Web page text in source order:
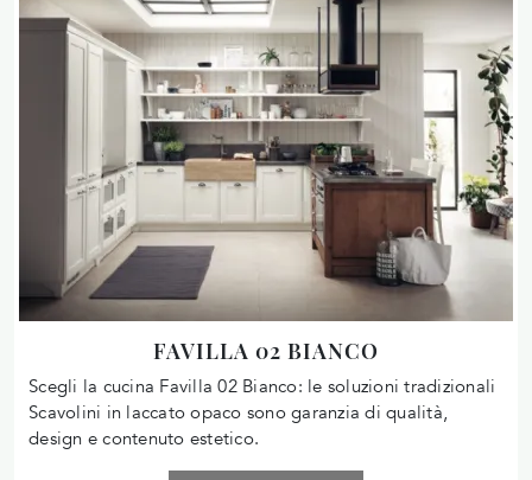
FAVILLA 02 BIANCO
Scegli la cucina Favilla 02 Bianco: le soluzioni tradizionali
Scavolini in laccato opaco sono garanzia di qualità,
design e contenuto estetico.